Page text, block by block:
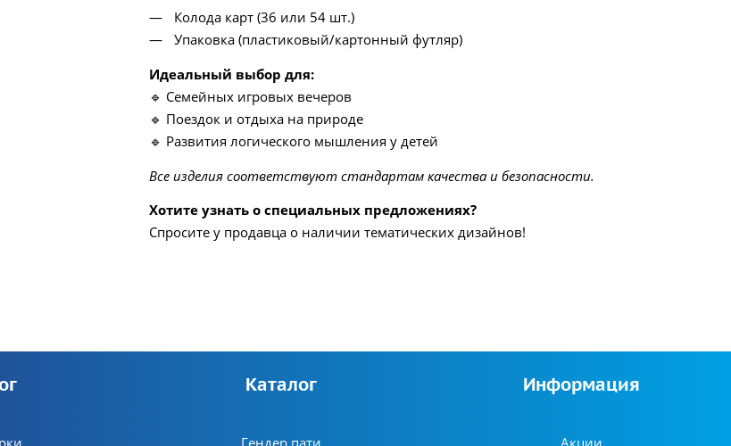
Колода карт (36 или 54 шт.)
Упаковка (пластиковый/картонный футляр)
Идеальный выбор для:
🔹 Семейных игровых вечеров
🔹 Поездок и отдыха на природе
🔹 Развития логического мышления у детей
Все изделия соответствуют стандартам качества и безопасности.
Хотите узнать о специальных предложениях?
Спросите у продавца о наличии тематических дизайнов!
Каталог Информация